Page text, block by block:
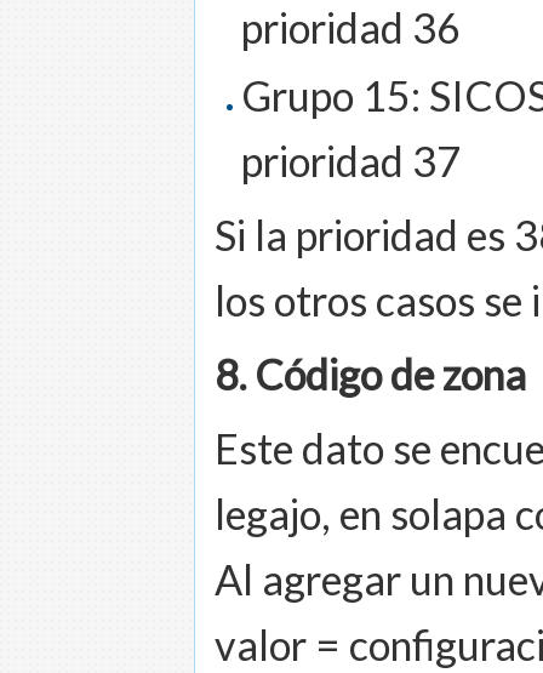
prioridad 36
Grupo 15:
prioridad 37
Si la prioridad es
los otros casos
8. Código de zona
Este dato se
legajo, en solapa
Al agregar un
valor =